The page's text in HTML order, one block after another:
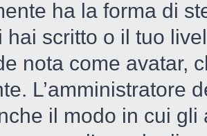
ha la forma di
hai scritto o il tuo
nota come avatar,
L’amministratore
il modo in cui